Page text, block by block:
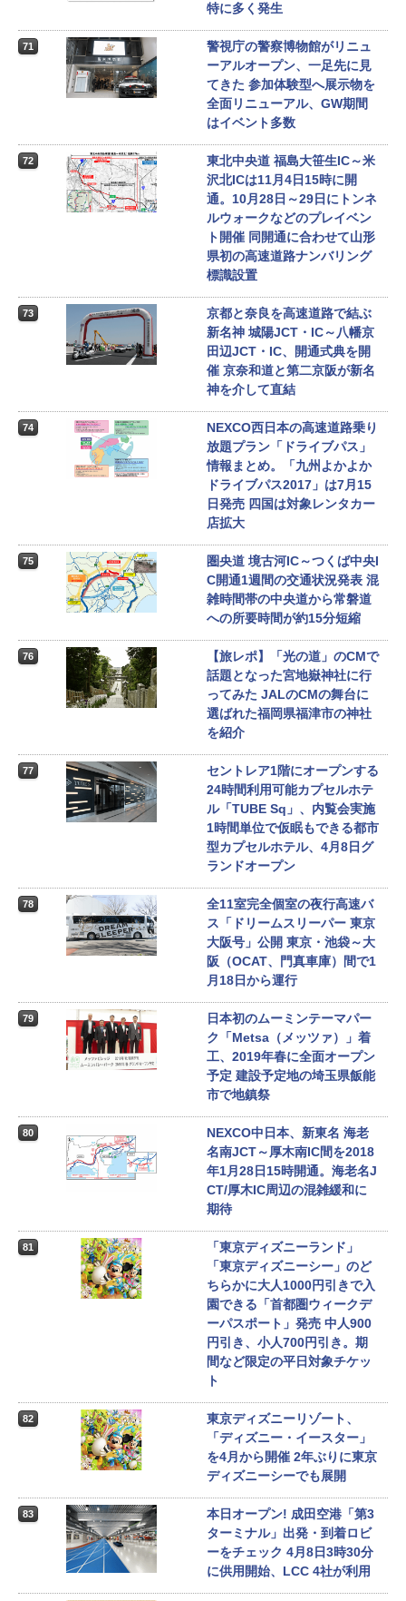
特に多く発生
71
警視庁の警察博物館がリニュ
ーアルオープン、一足先に見
てきた 参加体験型へ展示物を
全面リニューアル、GW期間
はイベント多数
72
東北中央道 福島大笹生IC～米
沢北ICは11月4日15時に開
通。10月28日～29日にトンネ
ルウォークなどのプレイベン
ト開催 同開通に合わせて山形
県初の高速道路ナンバリング
標識設置
73
京都と奈良を高速道路で結ぶ
新名神 城陽JCT・IC～八幡京
田辺JCT・IC、開通式典を開
催 京奈和道と第二京阪が新名
神を介して直結
74
NEXCO西日本の高速道路乗り
放題プラン「ドライブパス」
情報まとめ。「九州よかよか
ドライブパス2017」は7月15
日発売 四国は対象レンタカー
店拡大
75
圏央道 境古河IC～つくば中央I
C開通1週間の交通状況発表 混
雑時間帯の中央道から常磐道
への所要時間が約15分短縮
76
【旅レポ】「光の道」のCMで
話題となった宮地嶽神社に行
ってみた JALのCMの舞台に
選ばれた福岡県福津市の神社
を紹介
77
セントレア1階にオープンする
24時間利用可能カプセルホテ
ル「TUBE Sq」、内覧会実施
1時間単位で仮眠もできる都市
型カプセルホテル、4月8日グ
ランドオープン
78
全11室完全個室の夜行高速バ
ス「ドリームスリーパー 東京
大阪号」公開 東京・池袋～大
阪（OCAT、門真車庫）間で1
月18日から運行
79
日本初のムーミンテーマパー
ク「Metsa（メッツァ）」着
工、2019年春に全面オープン
予定 建設予定地の埼玉県飯能
市で地鎮祭
80
NEXCO中日本、新東名 海老
名南JCT～厚木南IC間を2018
年1月28日15時開通。海老名J
CT/厚木IC周辺の混雑緩和に
期待
81
「東京ディズニーランド」
「東京ディズニーシー」のど
ちらかに大人1000円引きで入
園できる「首都圏ウィークデ
ーパスポート」発売 中人900
円引き、小人700円引き。期
間など限定の平日対象チケッ
ト
82
東京ディズニーリゾート、
「ディズニー・イースター」
を4月から開催 2年ぶりに東京
ディズニーシーでも展開
83
本日オープン! 成田空港「第3
ターミナル」出発・到着ロビ
ーをチェック 4月8日3時30分
に供用開始、LCC 4社が利用